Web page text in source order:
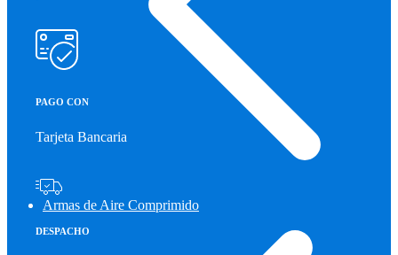
Armas de Aire Comprimido
PAGO CON
Tarjeta Bancaria
DESPACHO